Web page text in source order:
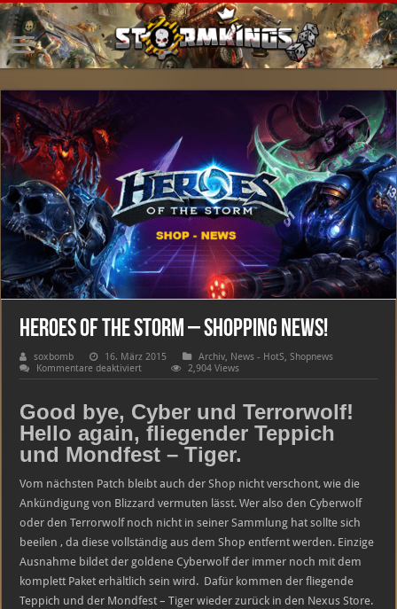
Heroes of the Storm – Shopping News!
soxbomb 16. März 2015 Archiv, News - HotS,Shopnews
Kommentare deaktiviertfür
Heroes
the
Storm
Shopping
News!
2,904 Views
Good bye, Cyber und Terrorwolf!
Hello again, fliegender Teppich
und Mondfest – Tiger.
Vom nächsten Patch bleibt auch der Shop nicht verschont, wie die
Ankündigung von Blizzard vermuten lässt. Wer also den Cyberwolf
oder den Terrorwolf noch nicht in seiner Sammlung hat sollte sich
beeilen , da diese vollständig aus dem Shop entfernt werden. Einzige
Ausnahme bildet der goldene Cyberwolf der immer noch mit dem
komplett Paket erhältlich sein wird. Dafür kommen der fliegende
Teppich und der Mondfest – Tiger wieder zurück in den Nexus Store.